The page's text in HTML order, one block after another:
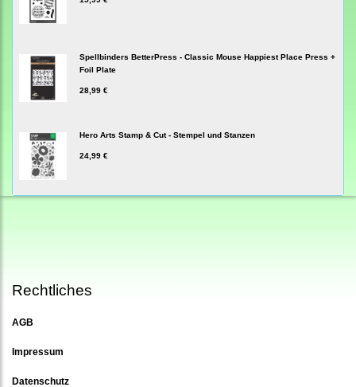
Spellbinders BetterPress - Classic Mouse Happiest Place Press +
Foil Plate
28,99 €
Hero Arts Stamp & Cut - Stempel und Stanzen
24,99 €
Rechtliches
AGB
Impressum
Datenschutz